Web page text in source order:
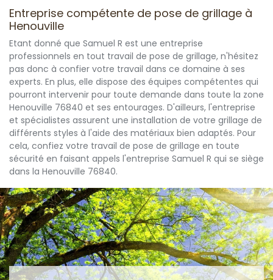
Entreprise compétente de pose de grillage à
Henouville
Etant donné que Samuel R est une entreprise
professionnels en tout travail de pose de grillage, n'hésitez
pas donc à confier votre travail dans ce domaine à ses
experts. En plus, elle dispose des équipes compétentes qui
pourront intervenir pour toute demande dans toute la zone
Henouville 76840 et ses entourages. D'ailleurs, l'entreprise
et spécialistes assurent une installation de votre grillage de
différents styles à l'aide des matériaux bien adaptés. Pour
cela, confiez votre travail de pose de grillage en toute
sécurité en faisant appels l'entreprise Samuel R qui se siège
dans la Henouville 76840.